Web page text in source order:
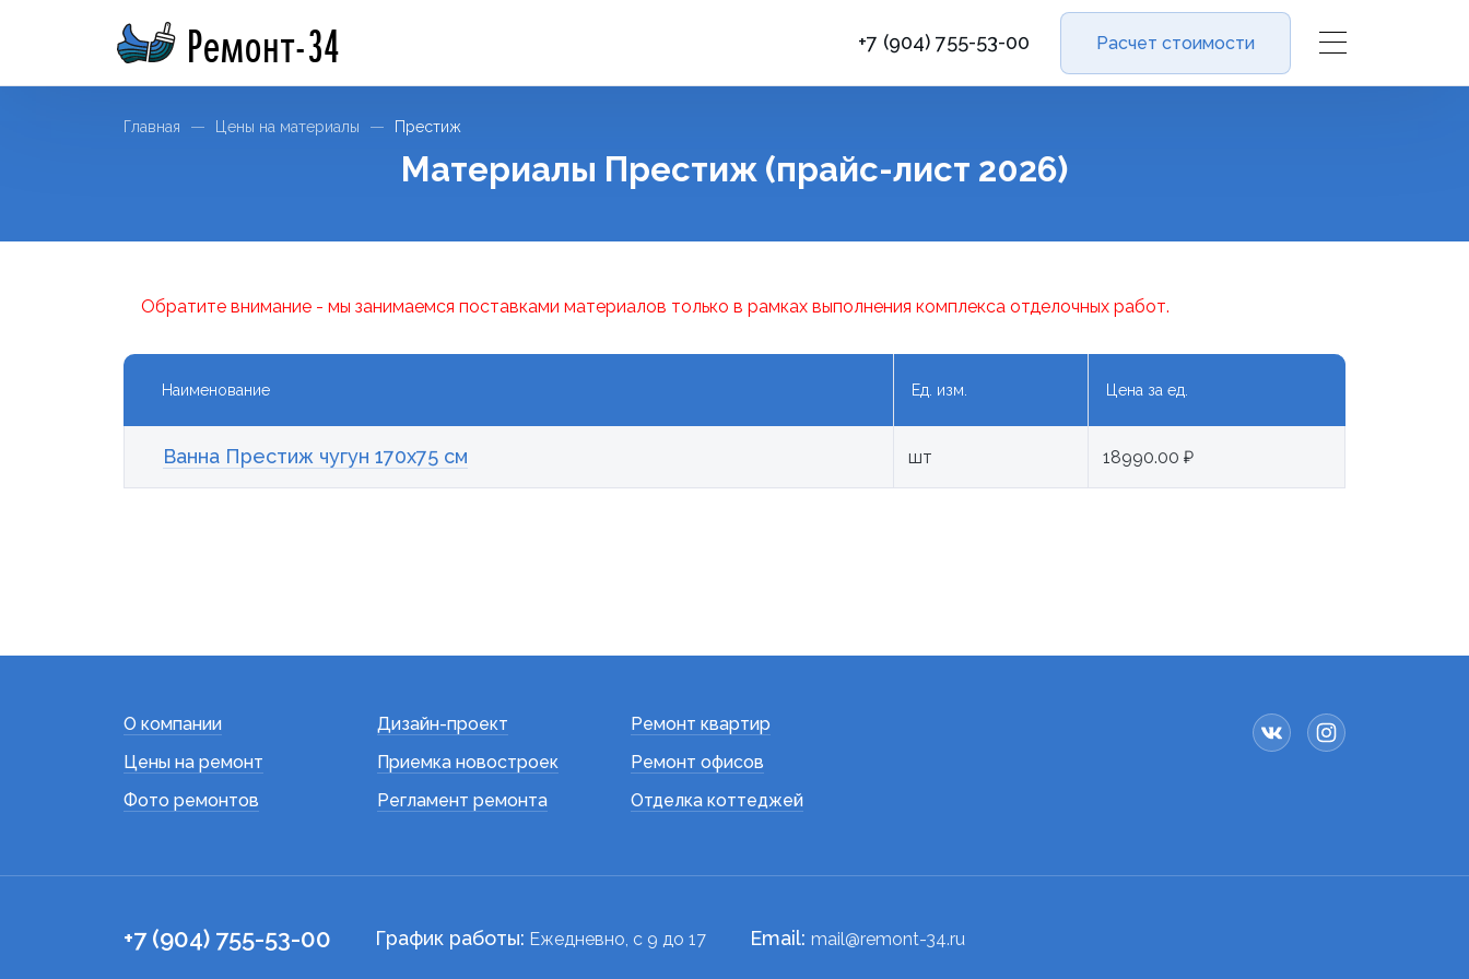
Ремонт-34 +7 (904) 755-53-00 Расчет стоимости
Главная Цены на материалы Престиж
Материалы Престиж (прайс-лист 2026)
Обратите внимание - мы занимаемся поставками материалов только в рамках выполнения комплекса отделочных работ.
Наименование Ед. изм. Цена за ед.
Ванна Престиж чугун 170x75 см шт 18990.00 ₽
О компании
Цены на ремонт
Фото ремонтов
Дизайн-проект
Приемка новостроек
Регламент ремонта
Ремонт квартир
Ремонт офисов
Отделка коттеджей
+7 (904) 755-53-00 График работы: Ежедневно, c 9 до 17 Email: mail@remont-34.ru